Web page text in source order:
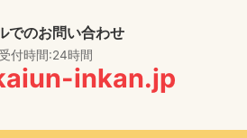
でのお問い合わせ
付時間:24時間
inkan.jp